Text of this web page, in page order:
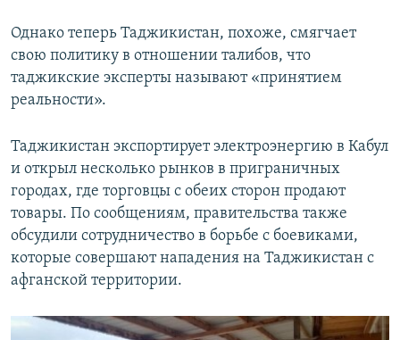
Однако теперь Таджикистан, похоже, смягчает
свою политику в отношении талибов, что
таджикские эксперты называют «принятием
реальности».
Таджикистан экспортирует электроэнергию в Кабул
и открыл несколько рынков в приграничных
городах, где торговцы с обеих сторон продают
товары. По сообщениям, правительства также
обсудили сотрудничество в борьбе с боевиками,
которые совершают нападения на Таджикистан с
афганской территории.